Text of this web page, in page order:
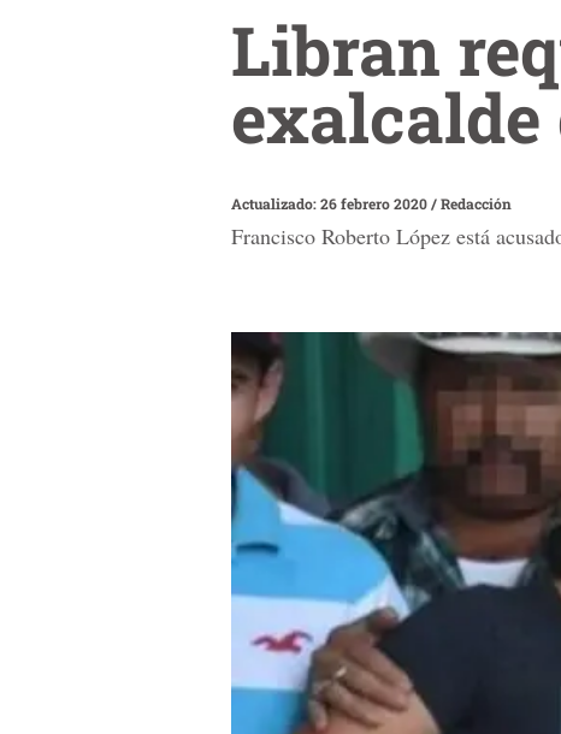
Libran
exalcalde
Actualizado: 26 febrero 2020/Redacción
Francisco Roberto López está